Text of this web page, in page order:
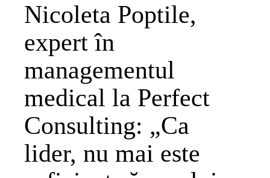
Nicoleta Poptile,
expert în
managementul
medical la Perfect
Consulting: „Ca
lider, nu mai este